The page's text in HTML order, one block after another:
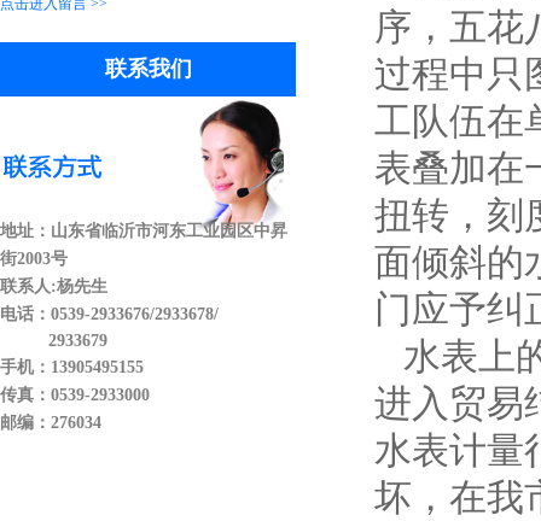
点击进入留言 >>
联系我们
地址：山东省临沂市河东工业园区中昇
街2003号
联系人:杨先生
电话：0539-2933676/2933678/
2933679
手机：13905495155
传真：0539-2933000
邮编：276034
序，五花
过程中只
工队伍在
表叠加在
扭转，刻
面倾斜的
门应予纠
水表上
进入贸易
水表计量
坏，在我